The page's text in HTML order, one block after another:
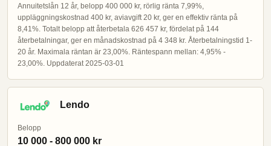
Annuitetslån 12 år, belopp 400 000 kr, rörlig ränta 7,99%,
uppläggningskostnad 400 kr, aviavgift 20 kr, ger en effektiv ränta på
8,41%. Totalt belopp att återbetala 626 457 kr, fördelat på 144
återbetalningar, ger en månadskostnad på 4 348 kr. Återbetalningstid 1-
20 år. Maximala räntan är 23,00%. Räntespann mellan: 4,95% -
23,00%. Uppdaterat 2025-03-01
Lendo
Belopp
10 000 - 800 000 kr